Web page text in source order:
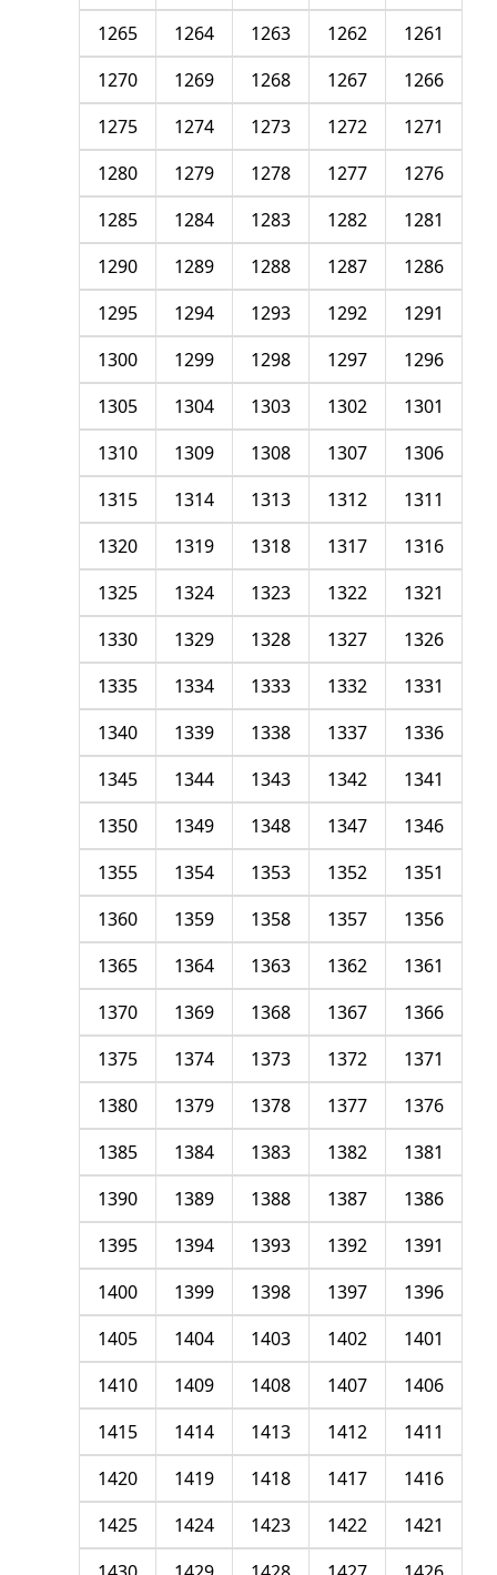
1261
1262
1263
1264
1265
1266
1267
1268
1269
1270
1271
1272
1273
1274
1275
1276
1277
1278
1279
1280
1281
1282
1283
1284
1285
1286
1287
1288
1289
1290
1291
1292
1293
1294
1295
1296
1297
1298
1299
1300
1301
1302
1303
1304
1305
1306
1307
1308
1309
1310
1311
1312
1313
1314
1315
1316
1317
1318
1319
1320
1321
1322
1323
1324
1325
1326
1327
1328
1329
1330
1331
1332
1333
1334
1335
1336
1337
1338
1339
1340
1341
1342
1343
1344
1345
1346
1347
1348
1349
1350
1351
1352
1353
1354
1355
1356
1357
1358
1359
1360
1361
1362
1363
1364
1365
1366
1367
1368
1369
1370
1371
1372
1373
1374
1375
1376
1377
1378
1379
1380
1381
1382
1383
1384
1385
1386
1387
1388
1389
1390
1391
1392
1393
1394
1395
1396
1397
1398
1399
1400
1401
1402
1403
1404
1405
1406
1407
1408
1409
1410
1411
1412
1413
1414
1415
1416
1417
1418
1419
1420
1421
1422
1423
1424
1425